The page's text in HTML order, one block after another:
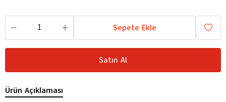
Sepete Ekle
Satın Al
Ürün Açıklaması